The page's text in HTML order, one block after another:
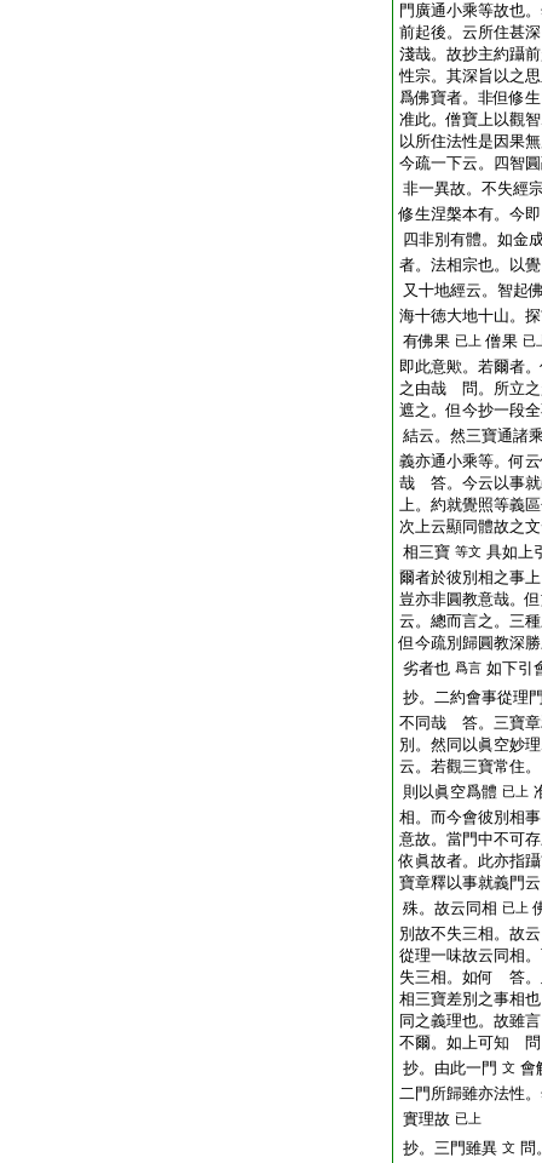
門廣通小乘等故也
前起後。云所住甚
淺哉。故抄主約躡
性宗。其深旨以之
爲佛寶者。非但修
准此。僧寶上以觀
以所住法性是因果
今疏一下云。四智
非一異故。不失經
修生涅槃本有。今
四非別有體。如金
者。法相宗也。以
又十地經云。智起
海十徳大地十山。
有佛果 已上 僧果 已
即此意歟。若爾者
之由哉 問。所立之
遮之。但今抄一段
結云。然三寶通諸
義亦通小乘等。何
哉 答。今云以事就
上。約就覺照等義
次上云顯同體故之
相三寶 等文 具如上
爾者於彼別相之事
豈亦非圓教意哉。
云。總而言之。三
但今疏別歸圓教深
劣者也 爲言 如下引
抄。二約會事從理
不同哉 答。三寶章
別。然同以眞空妙
云。若觀三寶常住
則以眞空爲體 已上
相。而今會彼別相
意故。當門中不可
依眞故者。此亦指
寶章釋以事就義門
殊。故云同相 已上
別故不失三相。故
從理一味故云同相
失三相。如何 答。
相三寶差別之事相
同之義理也。故雖
不爾。如上可知 問
抄。由此一門 文 會
二門所歸雖亦法性
實理故 已上
抄。三門雖異 文 問